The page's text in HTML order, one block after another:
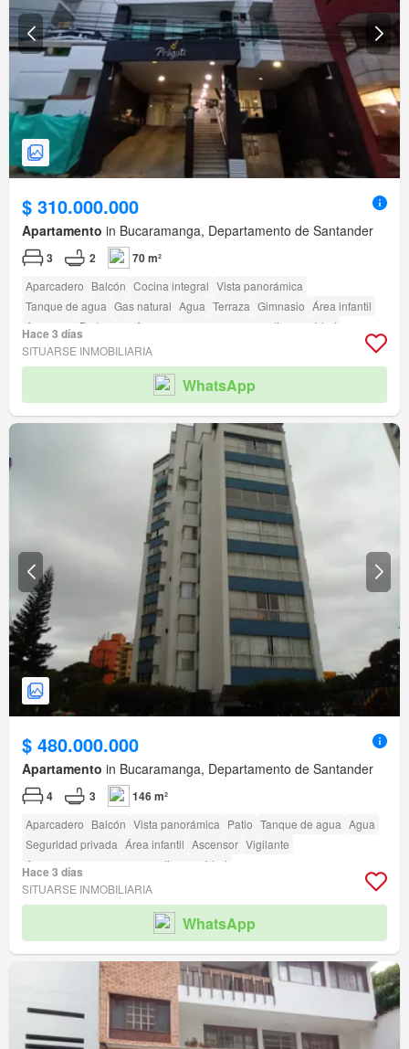
$ 310.000.000
Apartamento in Bucaramanga, Departamento de Santander
3 2 70 m²
Aparcadero Balcón Cocina integral Vista panorámica
Tanque de agua Gas natural Agua Terraza Gimnasio Área infantil
Ascensor
Barbecue Acceso para personas con discapacidad
Hace 3 días
SITUARSE INMOBILIARIA
WhatsApp
$ 480.000.000
Apartamento in Bucaramanga, Departamento de Santander
4 3 146 m²
Aparcadero Balcón Vista panorámica Patio Tanque de agua Agua
Seguridad privada Área infantil Ascensor Vigilante
Acceso para personas con discapacidad
Hace 3 días
SITUARSE INMOBILIARIA
WhatsApp